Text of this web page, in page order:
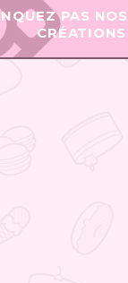
PAS
CRÉATIONS